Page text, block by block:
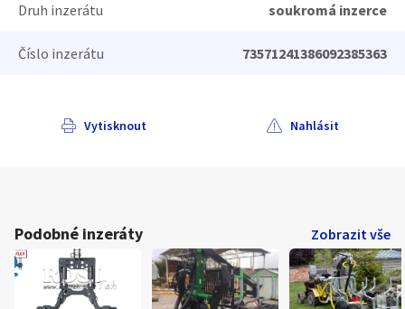
Druh inzerátu soukromá inzerce
Číslo inzerátu 73571241386092385363
Vytisknout Nahlásit
Podobné inzeráty Zobrazit vše